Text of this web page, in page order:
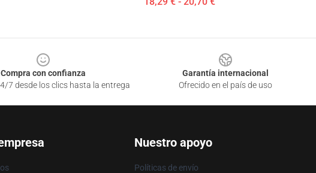
Compra con confianza
7 desde los clics hasta la entrega
Garantía internacional
Ofrecido en el país de uso
Nuestro apoyo
Políticas de envío